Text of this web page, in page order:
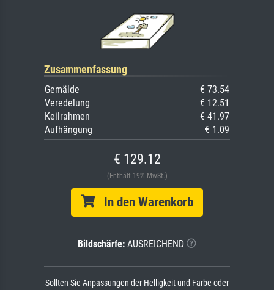
Zusammenfassung
Gemälde
€ 73.54
Veredelung
€ 12.51
Keilrahmen
€ 41.97
Aufhängung
€ 1.09
€ 129.12
(Enthält 19% MwSt.)
In den Warenkorb
Bildschärfe: AUSREICHEND
Sollten Sie Anpassungen der Helligkeit und Farbe oder